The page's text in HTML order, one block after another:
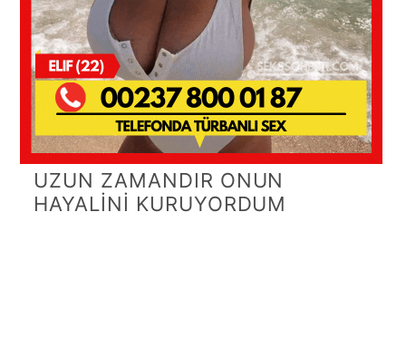
UZUN ZAMANDIR ONUN
HAYALİNİ KURUYORDUM